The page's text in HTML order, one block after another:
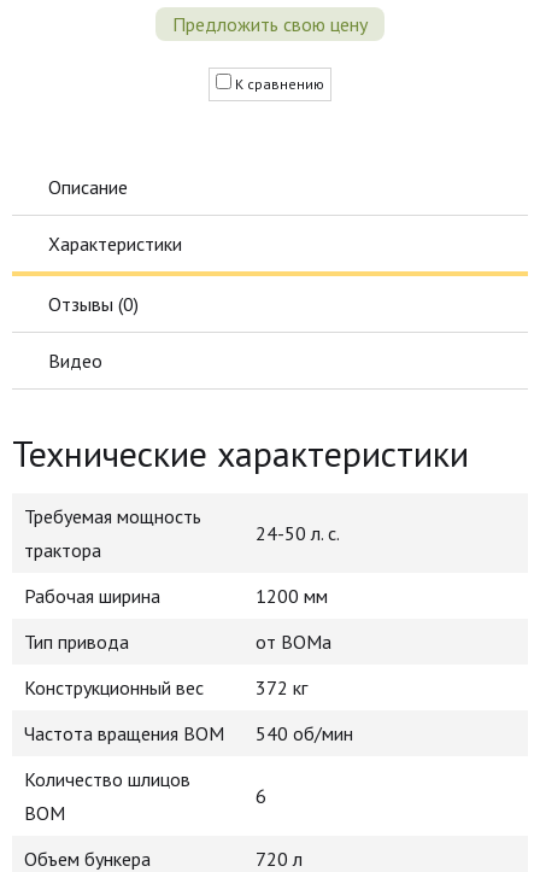
Предложить свою цену
К сравнению
Описание
Характеристики
Отзывы (0)
Видео
Технические характеристики
Требуемая мощность
трактора
24-50 л. с.
Рабочая ширина
1200 мм
Тип привода
от ВОМа
Конструкционный вес
372 кг
Частота вращения ВОМ
540 об/мин
Количество шлицов
ВОМ
6
Объем бункера
720 л